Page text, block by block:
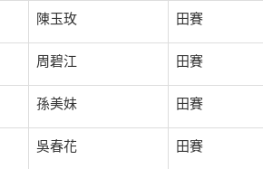
陳玉玫 田賽
周碧江 田賽
孫美妹 田賽
吳春花 田賽